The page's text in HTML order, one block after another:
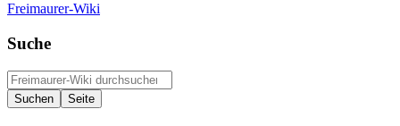
Freimaurer-Wiki
Suche